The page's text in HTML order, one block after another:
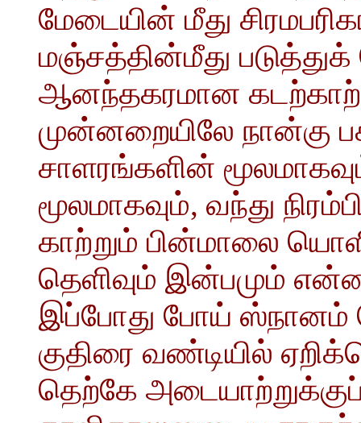
மேடையின் மீது
மஞ்சத்தின்மீது
ஆனந்தகரமான
முன்னறையிலே நான்கு
சாளரங்களின்
மூலமாகவும், வந்து
காற்றும் பின்மாலை
தெளிவும் இன்பமும்
இப்போது போய் ஸ்நானம்
குதிரை வண்டியில்
தெற்கே